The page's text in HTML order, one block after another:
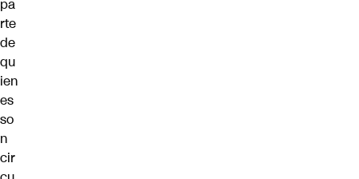
pa
rte
de
qu
ien
es
so
n
cir